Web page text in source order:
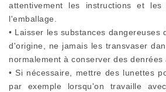
attentivement les instructions et
l'emballage.
• Laisser les substances dangereuses
d'origine, ne jamais les transvaser
normalement à conserver des denrées
• Si nécessaire, mettre des lunettes
par exemple lorsqu'on travaille